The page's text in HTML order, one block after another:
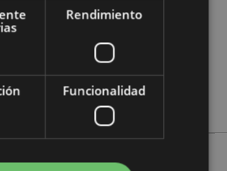
Rendimiento
Funcionalidad